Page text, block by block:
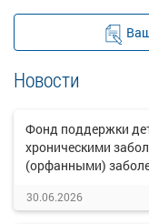
Новости
Фонд поддержки
хроническими
(орфанными)
30.06.2026